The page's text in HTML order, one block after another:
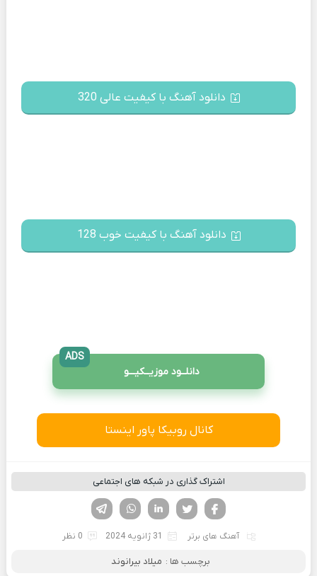
دانلود آهنگ با کیفیت عالی 320
دانلود آهنگ با کیفیت خوب 128
دانلــود موزیــکیـــو
ADS
کانال روبیکا پاور اینستا
اشتراک گذاری در شبکه های اجتماعی
لینکدین تویتر
فیسوک
آهنگ های برتر 31 ژانویه 2024 0 نظر
برچسب ها : میلاد بیرانوند